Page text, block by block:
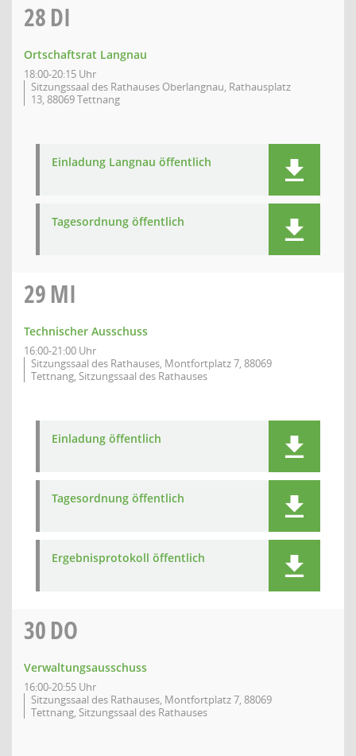
28DI
Ortschaftsrat Langnau
18:00-20:15 Uhr
Sitzungssaal des Rathauses Oberlangnau, Rathausplatz
13, 88069 Tettnang
Einladung Langnau öffentlich
Tagesordnung öffentlich
29MI
Technischer Ausschuss
16:00-21:00 Uhr
Sitzungssaal des Rathauses, Montfortplatz 7, 88069
Tettnang, Sitzungssaal des Rathauses
Einladung öffentlich
Tagesordnung öffentlich
Ergebnisprotokoll öffentlich
30DO
Verwaltungsausschuss
16:00-20:55 Uhr
Sitzungssaal des Rathauses, Montfortplatz 7, 88069
Tettnang, Sitzungssaal des Rathauses